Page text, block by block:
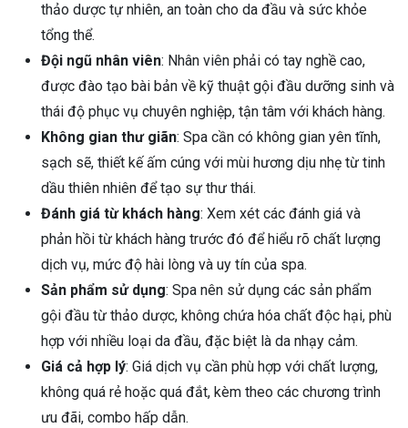
thảo dược tự nhiên, an toàn cho da đầu và sức khỏe
tổng thể.
Đội ngũ nhân viên: Nhân viên phải có tay nghề cao,
được đào tạo bài bản về kỹ thuật gội đầu dưỡng sinh và
thái độ phục vụ chuyên nghiệp, tận tâm với khách hàng.
Không gian thư giãn: Spa cần có không gian yên tĩnh,
sạch sẽ, thiết kế ấm cúng với mùi hương dịu nhẹ từ tinh
dầu thiên nhiên để tạo sự thư thái.
Đánh giá từ khách hàng: Xem xét các đánh giá và
phản hồi từ khách hàng trước đó để hiểu rõ chất lượng
dịch vụ, mức độ hài lòng và uy tín của spa.
Sản phẩm sử dụng: Spa nên sử dụng các sản phẩm
gội đầu từ thảo dược, không chứa hóa chất độc hại, phù
hợp với nhiều loại da đầu, đặc biệt là da nhạy cảm.
Giá cả hợp lý: Giá dịch vụ cần phù hợp với chất lượng,
không quá rẻ hoặc quá đắt, kèm theo các chương trình
ưu đãi, combo hấp dẫn.